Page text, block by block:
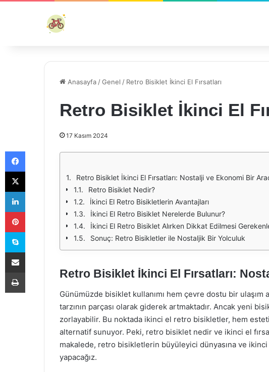
Anasayfa /Genel / Retro Bisiklet İkinci El Fırsatları
Retro Bisiklet İkinci El
17 Kasım 2024
Retro Bisiklet İkinci El Fırsatları: Nostalji ve Ekonomi Bir
Retro Bisiklet Nedir?
İkinci El Retro Bisikletlerin Avantajları
İkinci El Retro Bisiklet Nerelerde Bulunur?
İkinci El Retro Bisiklet Alırken Dikkat Edilmesi
Sonuç: Retro Bisikletler ile Nostaljik Bir Yolculuk
Retro Bisiklet İkinci El Fırsatları:
Günümüzde bisiklet kullanımı hem çevre dostu bir ulaşım
tarzının parçası olarak giderek artmaktadır. Ancak yeni
zorlayabilir. Bu noktada ikinci el retro bisikletler, hem
alternatif sunuyor. Peki, retro bisiklet nedir ve ikinci el
makalede, retro bisikletlerin büyüleyici dünyasına ve ikinci
yapacağız.
Facebook
X
LinkedIn
Pinterest
Skype
E-Posta ile paylaş